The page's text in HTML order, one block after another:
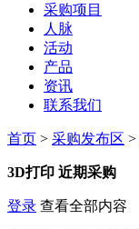
采购项目
人脉
活动
产品
资讯
联系我们
首页 > 采购发布区 >
3D打印 近期采购
登录 查看全部内容